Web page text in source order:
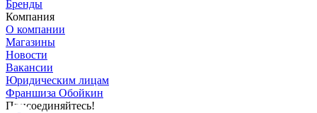
Бренды
Компания
О компании
Магазины
Новости
Вакансии
Юридическим лицам
Франшиза Обойкин
Присоединяйтесь!